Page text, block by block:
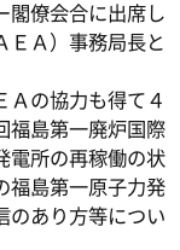
閣僚会合に出席し
ＥＡ）事務局長と
の協力も得て４
福島第一廃炉国際
電所の再稼働の状
福島第一原子力発
のあり方等につい